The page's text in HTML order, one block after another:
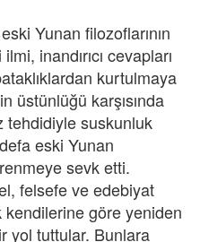
Yunan filozoflarının
inandırıcı cevapları
kurtulmaya
üstünlüğü karşısında
tehdidiyle suskunluk
eski Yunan
sevk etti.
felsefe ve edebiyat
göre yeniden
yol tuttular. Bunlara